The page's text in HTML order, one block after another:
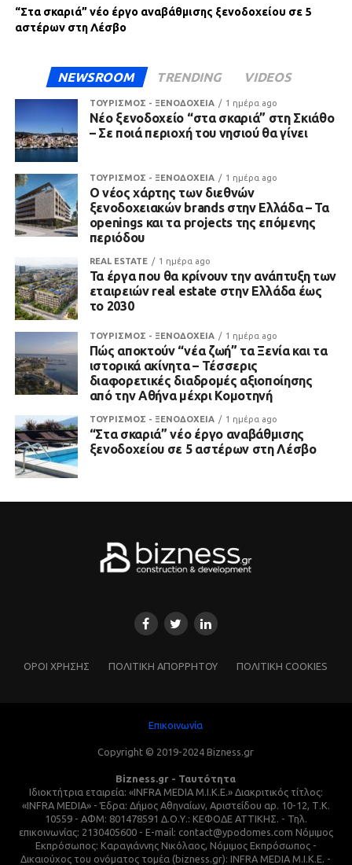
“Στα σκαριά” νέο έργο αναβάθμισης ξενοδοχείου σε 5
αστέρων στη Λέσβο
NEWSROOM TRENDING VIDEOS
ΤΟΥΡΙΣΜΟΣ - ΞΕΝΟΔΟΧΕΙΑ 1 ημέρα ago
Νέο ξενοδοχείο “στα σκαριά” στη Σκιάθο
– Σε ποιά περιοχή του νησιού θα γίνει
ΤΟΥΡΙΣΜΟΣ - ΞΕΝΟΔΟΧΕΙΑ 1 ημέρα ago
Ο νέος χάρτης των διεθνών
ξενοδοχειακών brands στην Ελλάδα – Τα
openings και τα projects της επόμενης
περιόδου
REAL ESTATE 1 ημέρα ago
Τα έργα που θα κρίνουν την ανάπτυξη των
εταιρειών real estate στην Ελλάδα έως
το 2030
ΤΟΥΡΙΣΜΟΣ - ΞΕΝΟΔΟΧΕΙΑ 1 ημέρα ago
Πώς αποκτούν “νέα ζωή” τα Ξενία και τα
ιστορικά ακίνητα – Τέσσερις
διαφορετικές διαδρομές αξιοποίησης
από την Αθήνα μέχρι Κομοτηνή
ΤΟΥΡΙΣΜΟΣ - ΞΕΝΟΔΟΧΕΙΑ 1 ημέρα ago
“Στα σκαριά” νέο έργο αναβάθμισης
ξενοδοχείου σε 5 αστέρων στη Λέσβο
ΌΡΟΙ ΧΡΗΣΗΣ ΠΟΛΙΤΙΚΗ ΑΠΟΡΡΗΤΟΥ ΠΟΛΙΤΙΚΗ COOKIES
Επικοινωνία
Copyright © 2019-2024 Bizness.gr
Bizness.gr - Ταυτότητα
Ιδιοκτήτρια εταιρεία: «INFRA MEDIA M.I.K.E.» Διακριτικός τίτλος:
«INFRA MEDIA» - Έδρα: Δήμος Αθηναίων, Αριστείδου αρ. 10-12, Τ.Κ.
10559 - ΑΦΜ: 801478591 Δ.Ο.Υ.: ΚΕΦΟΔΕ ΑΤΤΙΚΗΣ. - Τηλ.
επικοινωνίας: 2130405600 - E-mail: contact@ypodomes.com Νόμιμος
Εκπρόσωπος: Καραγιάννης Νικόλαος, Νόμιμος Εκπρόσωπος -
Δικαιούχος του ονόματος τομέα (bizness.gr): INFRA MEDIA M.I.K.E. -